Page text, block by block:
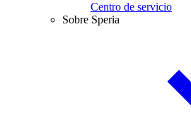
Centro de servicio
Sobre Speria